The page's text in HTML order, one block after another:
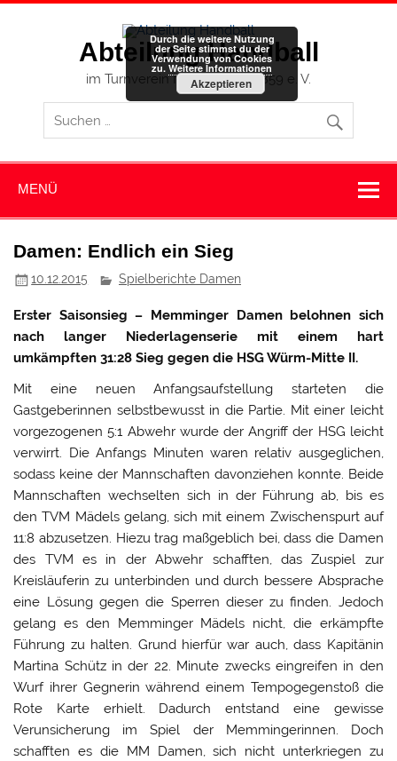
Zum
Abteilung Handball
im Turnverein Memmingen 1859 e. V.
MENÜ
Damen: Endlich ein Sieg
10.12.2015 Spielberichte Damen
Erster Saisonsieg – Memminger Damen belohnen sich
nach langer Niederlagenserie mit einem hart
umkämpften 31:28 Sieg gegen die HSG Würm-Mitte II.
Mit eine neuen Anfangsaufstellung starteten die
Gastgeberinnen selbstbewusst in die Partie. Mit einer leicht
vorgezogenen 5:1 Abwehr wurde der Angriff der HSG leicht
verwirrt. Die Anfangs Minuten waren relativ ausgeglichen,
sodass keine der Mannschaften davonziehen konnte. Beide
Mannschaften wechselten sich in der Führung ab, bis es
den TVM Mädels gelang, sich mit einem Zwischenspurt auf
11:8 abzusetzen. Hiezu trag maßgeblich bei, dass die Damen
des TVM es in der Abwehr schafften, das Zuspiel zur
Kreisläuferin zu unterbinden und durch bessere Absprache
eine Lösung gegen die Sperren dieser zu finden. Jedoch
gelang es den Memminger Mädels nicht, die erkämpfte
Führung zu halten. Grund hierfür war auch, dass Kapitänin
Martina Schütz in der 22. Minute zwecks eingreifen in den
Wurf ihrer Gegnerin während einem Tempogegenstoß die
Rote Karte erhielt. Dadurch entstand eine gewisse
Verunsicherung im Spiel der Memmingerinnen. Doch
schafften es die MM Damen, sich nicht unterkriegen zu
Durch die weitere Nutzung
der Seite stimmst du der
Verwendung von Cookies
zu. Weitere Informationen
Akzeptieren